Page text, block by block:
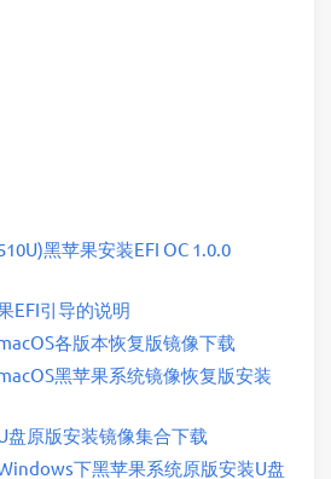
黑苹果安装EFI OC 1.0.0
EFI引导的说明
各版本恢复版镜像下载
黑苹果系统镜像恢复版安装
盘原版安装镜像集合下载
下黑苹果系统原版安装U盘